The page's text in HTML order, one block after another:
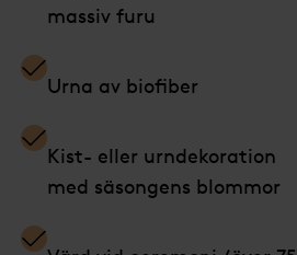
massiv furu
Urna av biofiber
Kist- eller urndekoration
med säsongens blommor